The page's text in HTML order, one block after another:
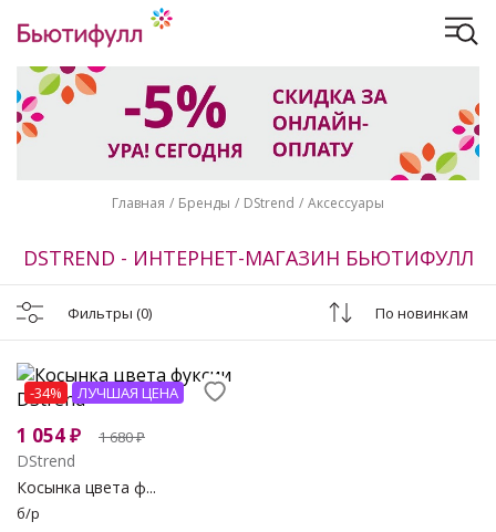
Главная Бренды DStrend Аксессуары
DSTREND - ИНТЕРНЕТ-МАГАЗИН БЬЮТИФУЛЛ
Фильтры (0) По новинкам
-34% ЛУЧШАЯ ЦЕНА
1 054₽ 1 680₽
DStrend
Косынка цвета ф...
б/р